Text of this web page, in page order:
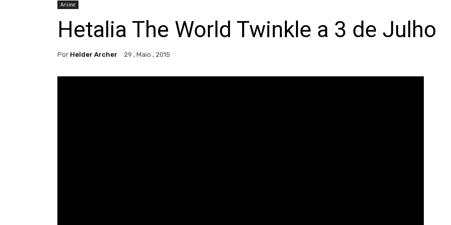
Anime
Hetalia The World Twinkle a 3 de Julho
Por Helder Archer 29 , Maio , 2015